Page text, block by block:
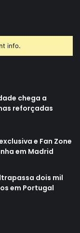
info.
chega a
reforçadas
e Fan Zone
em Madrid
dois mil
em Portugal